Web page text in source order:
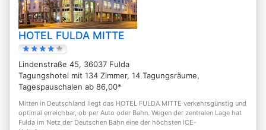
HOTEL FULDA MITTE
Lindenstraße 45, 36037 Fulda
Tagungshotel mit 134 Zimmer, 14 Tagungsräume,
Tagespauschalen ab 86,00*
Mitten in Deutschland liegt das HOTEL FULDA MITTE verkehrsgünstig und
optimal erreichbar, ob per Auto oder Bahn. Wegen der zentralen Lage hat
Fulda im Netz der Deutschen Bahn eine der höchsten ICE-